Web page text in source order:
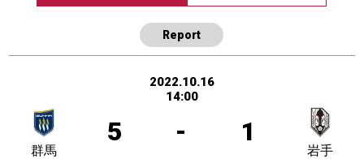
Report
2022.10.16
14:00
5 - 1
群馬 岩手